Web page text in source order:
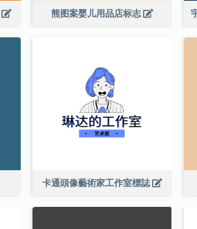
熊图案婴儿用品店标志
卡通頭像藝術家工作室標誌